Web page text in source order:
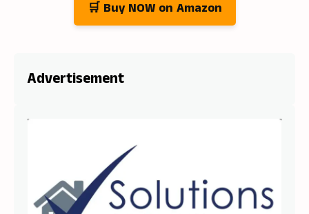
🛒 Buy NOW on Amazon
Advertisement